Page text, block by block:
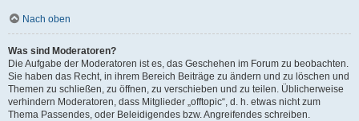
Nach oben
Was sind Moderatoren?
Die Aufgabe der Moderatoren ist es, das Geschehen im Forum zu beobachten.
Sie haben das Recht, in ihrem Bereich Beiträge zu ändern und zu löschen und
Themen zu schließen, zu öffnen, zu verschieben und zu teilen. Üblicherweise
verhindern Moderatoren, dass Mitglieder „offtopic“, d. h. etwas nicht zum
Thema Passendes, oder Beleidigendes bzw. Angreifendes schreiben.